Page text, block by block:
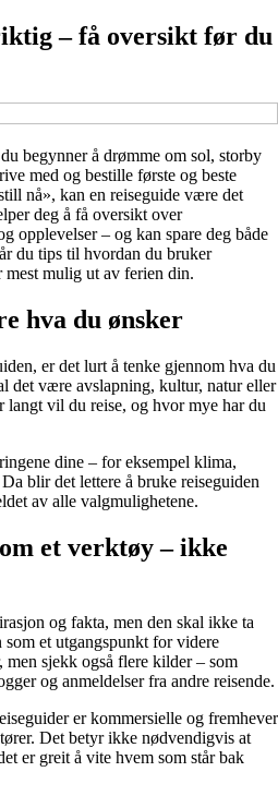
– få oversikt før du
begynner å drømme om sol, storby
med og bestille første og beste
nå», kan en reiseguide være det
deg å få oversikt over
opplevelser – og kan spare deg både
du tips til hvordan du bruker
mulig ut av ferien din.
hva du ønsker
er det lurt å tenke gjennom hva du
det være avslapning, kultur, natur eller
vil du reise, og hvor mye har du
dine – for eksempel klima,
blir det lettere å bruke reiseguiden
av alle valgmulighetene.
et verktøy – ikke
og fakta, men den skal ikke ta
et utgangspunkt for videre
men sjekk også flere kilder – som
og anmeldelser fra andre reisende.
er kommersielle og fremhever
Det betyr ikke nødvendigvis at
er greit å vite hvem som står bak